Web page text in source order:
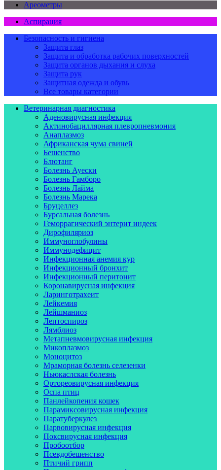
Ареометры
Аспирация
Безопасность и гигиена
Защита глаз
Защита и обработка рабочих поверхностей
Защита органов дыхания и слуха
Защита рук
Защитная одежда и обувь
Все товары категории
Ветеринарная диагностика
Аденовирусная инфекция
Актинобациллярная плевропневмония
Анаплазмоз
Африканская чума свиней
Бешенство
Блютанг
Болезнь Ауески
Болезнь Гамборо
Болезнь Лайма
Болезнь Марека
Бруцеллез
Бурсальная болезнь
Геморрагический энтерит индеек
Дирофиляриоз
Иммуноглобулины
Иммунодефицит
Инфекционная анемия кур
Инфекционный бронхит
Инфекционный перитонит
Коронавирусная инфекция
Ларинготрахеит
Лейкемия
Лейшманиоз
Лептоспироз
Лямблиоз
Метапневмовирусная инфекция
Микоплазмоз
Моноцитоз
Мраморная болезнь селезенки
Ньюкаслская болезнь
Ортореовирусная инфекция
Оспа птиц
Панлейкопения кошек
Парамиксовирусная инфекция
Паратуберкулез
Парвовирусная инфекция
Поксвирусная инфекция
Пробоотбор
Псевдобешенство
Птичий грипп